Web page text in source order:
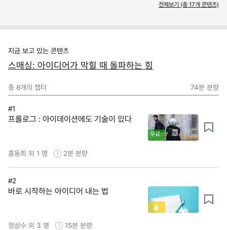
전체보기 (총 17개 콘텐츠)
지금 보고 있는 콘텐츠
스매싱: 아이디어가 막힐 때 돌파하는 힘
총 8개의 챕터 74분 분량
#1
프롤로그 : 아이데이션에도 기술이 있다
무료
홍동희 외 1 명 2분 분량
#2
바로 시작하는 아이디어 내는 법
정상수 외 3 명 15분 분량